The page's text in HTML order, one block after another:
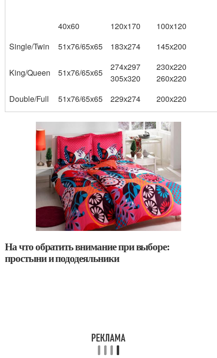
40х60 120х170
100х120
Single/Twin
51х76/65х65 183х274 145х200
King/Queen 51х76/65х65
274х297
305х320
230х220
260х220
Double/Full
51х76/65х65 229х274 200х220
На что обратить внимание при выборе:
простыни и пододеяльники